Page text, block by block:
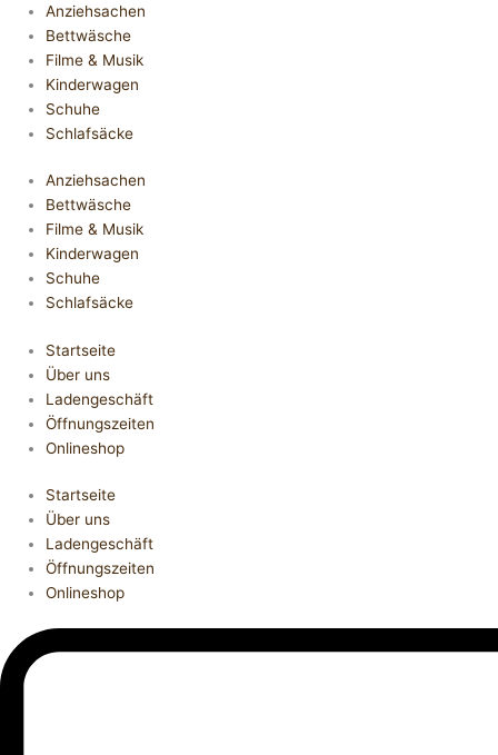
Anziehsachen
Bettwäsche
Filme & Musik
Kinderwagen
Schuhe
Schlafsäcke
Anziehsachen
Bettwäsche
Filme & Musik
Kinderwagen
Schuhe
Schlafsäcke
Startseite
Über uns
Ladengeschäft
Öffnungszeiten
Onlineshop
Startseite
Über uns
Ladengeschäft
Öffnungszeiten
Onlineshop